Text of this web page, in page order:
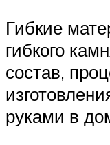
Гибкие
гибкого
состав,
руками в